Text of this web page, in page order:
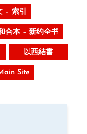
– 索引
合本 – 新约全书
以西結書
Site